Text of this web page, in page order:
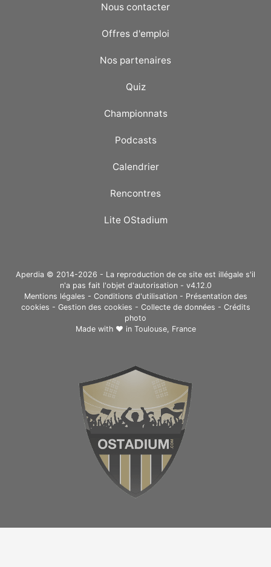
Nous contacter
Offres d'emploi
Nos partenaires
Quiz
Championnats
Podcasts
Calendrier
Rencontres
Lite OStadium
Aperdia © 2014-2026 - La reproduction de ce site est illégale s'il
n'a pas fait l'objet d'autorisation - v4.12.0
Mentions légales - Conditions d'utilisation- Présentation des
cookies - Gestion des cookies - Collecte de données - Crédits
photo
Made with ❤ in Toulouse, France